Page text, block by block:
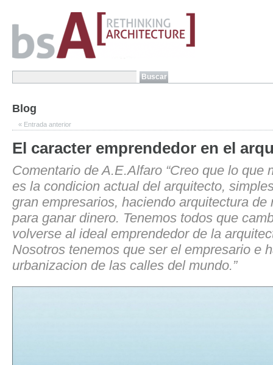
Blog
« Entrada anterior
El caracter emprendedor en el
Comentario de A.E.Alfaro “Creo que lo que
es la condicion actual del arquitecto,
gran empresarios, haciendo arquitectura de
para ganar dinero. Tenemos todos que
volverse al ideal emprendedor de la
Nosotros tenemos que ser el empresario e
urbanizacion de las calles del mundo.”